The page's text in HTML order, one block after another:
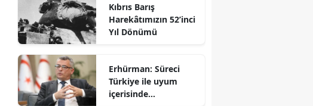
Karşısında Rekabet
Gücü
Kıbrıs Barış
Harekâtımızın 52’inci
Yıl Dönümü
Erhürman: Süreci
Türkiye ile uyum
içerisinde